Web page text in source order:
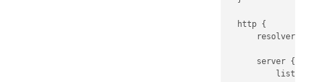
  http {
resolver
      server {
listen